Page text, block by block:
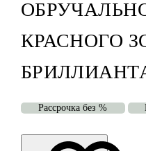
КРАСНОГО
Рассрочка без %